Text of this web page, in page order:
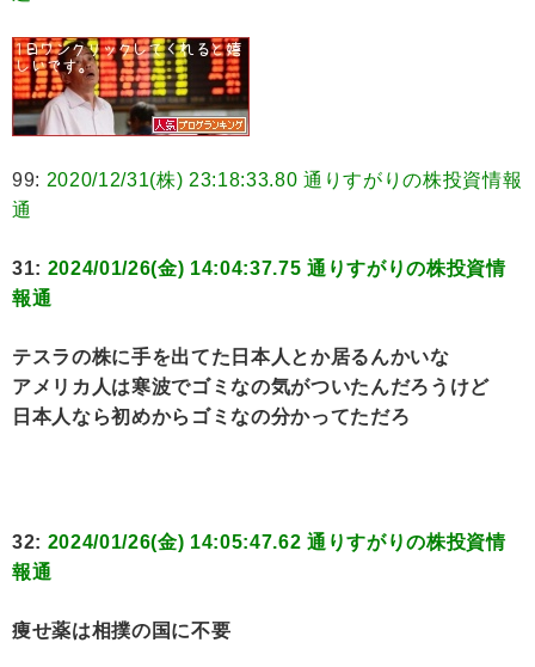
99: 2020/12/31(株) 23:18:33.80 通りすがりの株投資情報
通
31: 2024/01/26(金) 14:04:37.75 通りすがりの株投資情
報通
テスラの株に手を出てた日本人とか居るんかいな
アメリカ人は寒波でゴミなの気がついたんだろうけど
日本人なら初めからゴミなの分かってただろ
32: 2024/01/26(金) 14:05:47.62 通りすがりの株投資情
報通
痩せ薬は相撲の国に不要